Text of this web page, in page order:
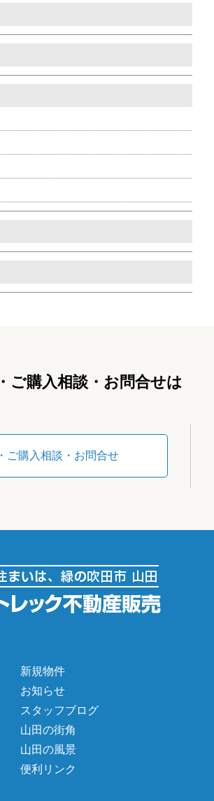
ご購入相談・お問合せは
ご購入相談・お問合せ
新規物件
お知らせ
スタッフブログ
山田の街角
山田の風景
便利リンク